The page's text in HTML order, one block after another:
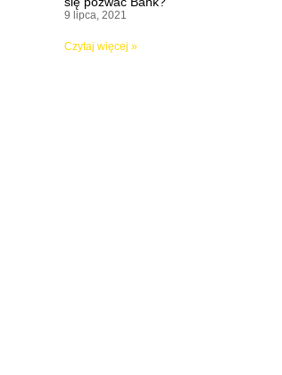
9 lipca, 2021
Czytaj więcej »